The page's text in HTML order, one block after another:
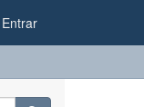
Entrar